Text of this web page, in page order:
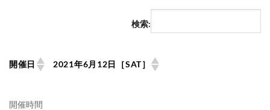
検索:
開催日 2021年6月12日［SAT］
開催時間